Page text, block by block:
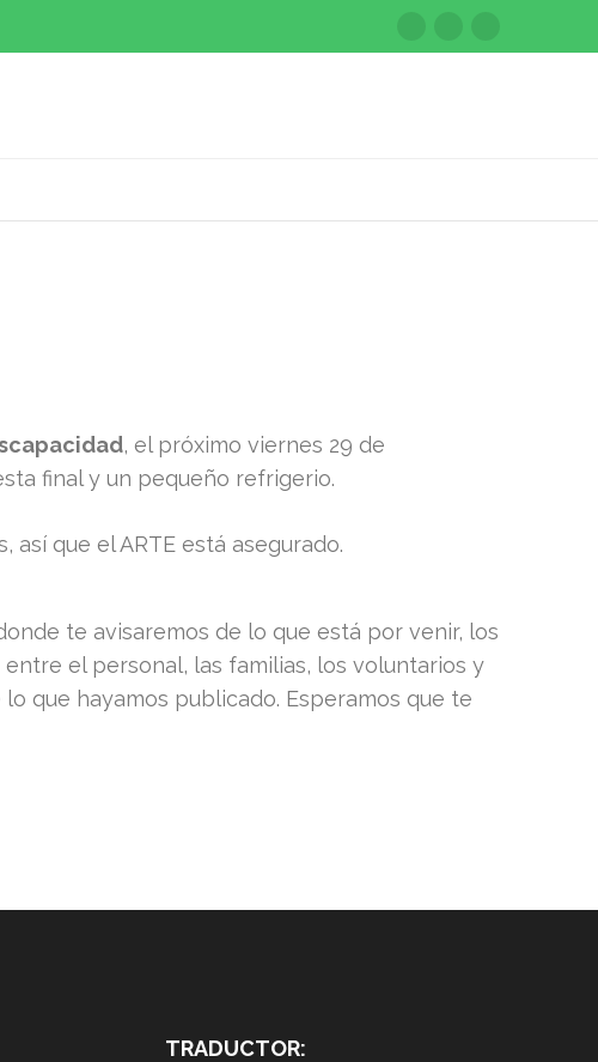
, el próximo viernes 29 de
final y un pequeño refrigerio.
que el ARTE está asegurado.
te avisaremos de lo que está por venir, los
el personal, las familias, los voluntarios y
que hayamos publicado. Esperamos que te
TRADUCTOR: